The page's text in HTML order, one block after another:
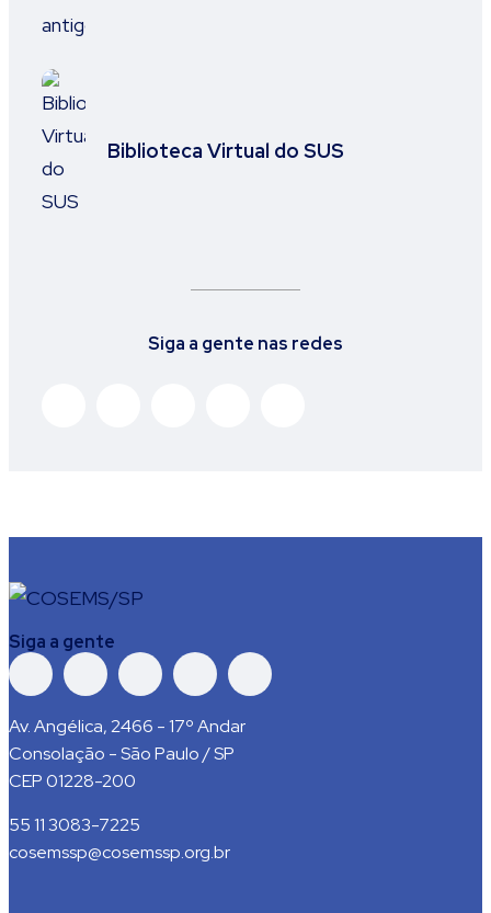
Biblioteca Virtual do SUS
Siga a gente nas redes
Siga a gente
Av. Angélica, 2466 - 17º Andar
Consolação - São Paulo / SP
CEP 01228-200
55 11 3083-7225
cosemssp@cosemssp.org.br